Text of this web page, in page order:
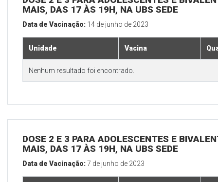
MAIS, DAS 17 ÀS 19H, NA UBS SEDE
Data de Vacinação: 14 de junho de 2023
Unidade Vacina
Nenhum resultado foi encontrado.
DOSE 2 E 3 PARA ADOLESCENTES E
MAIS, DAS 17 ÀS 19H, NA UBS SEDE
Data de Vacinação:7 de junho de 2023